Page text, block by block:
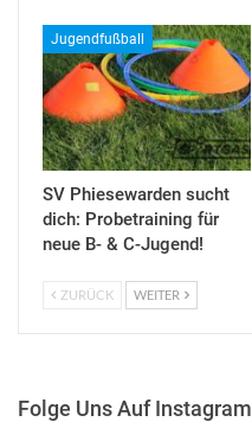
Jugendfußball
SV Phiesewarden sucht
dich: Probetraining für
neue B- & C-Jugend!
ZURÜCK WEITER
Folge Uns Auf Instagram